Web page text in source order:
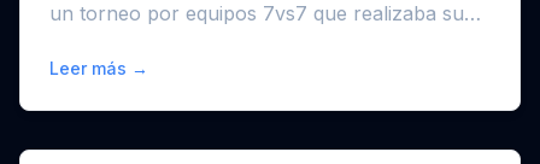
un torneo por equipos 7vs7 que realizaba su
Leer más →